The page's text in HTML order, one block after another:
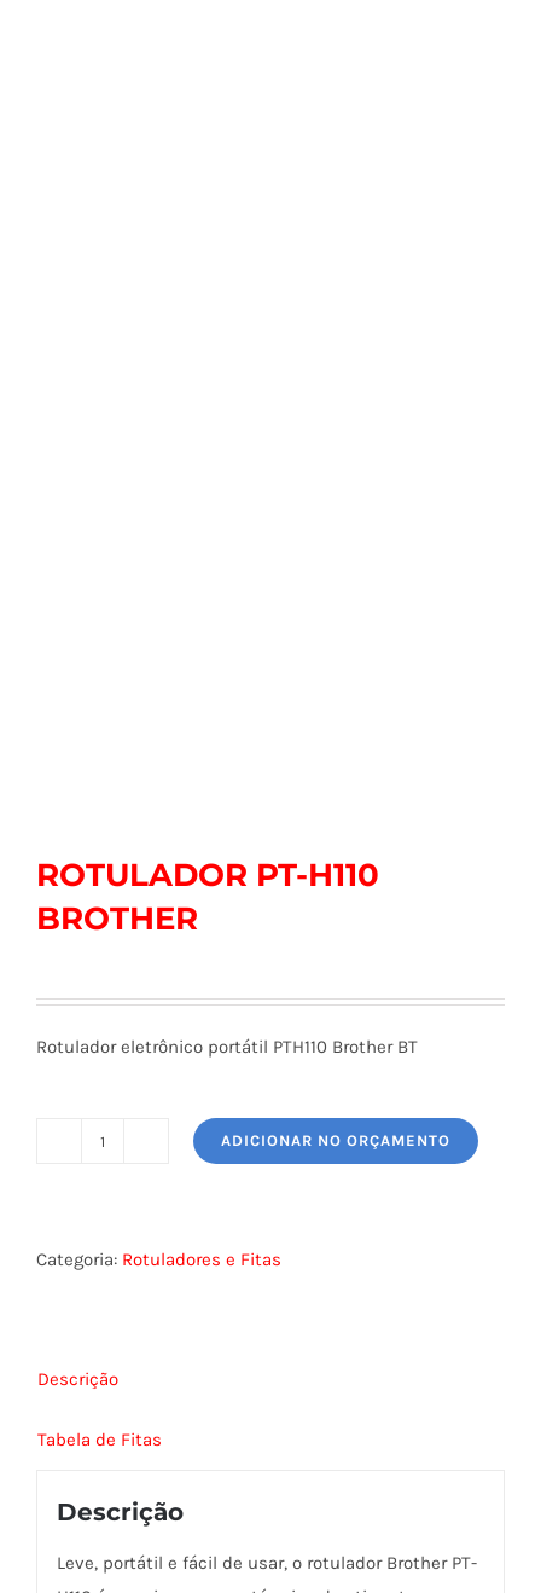
ROTULADOR PT-H110
BROTHER
Rotulador eletrônico portátil PTH110 Brother BT
ROTULADOR
BROTHER
ADICIONAR NO ORÇAMENTO
Categoria: Rotuladores e Fitas
Descrição
Tabela de Fitas
Descrição
Leve, portátil e fácil de usar, o rotulador Brother PT-